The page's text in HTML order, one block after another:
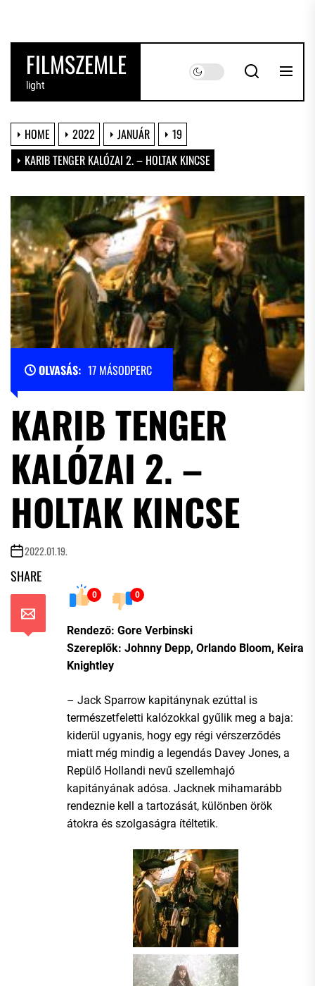
the
contentFILMSZEMLE
light
HOME 2022 JANUÁR
19
KARIB TENGER KALÓZAI 2. – HOLTAK KINCSE
OLVASÁS: 17 MÁSODPERC
KARIB TENGER
KALÓZAI 2. –
HOLTAK KINCSE
2022.01.19.
SHARE
0 0
Rendező: Gore Verbinski
Szereplők: Johnny Depp, Orlando Bloom, Keira
Knightley
– Jack Sparrow kapitánynak ezúttal is
természetfeletti kalózokkal gyűlik meg a baja:
kiderül ugyanis, hogy egy régi vérszerződés
miatt még mindig a legendás Davey Jones, a
Repülő Hollandi nevű szellemhajó
kapitányának adósa. Jacknek mihamarább
rendeznie kell a tartozását, különben örök
átokra és szolgaságra ítéltetik.